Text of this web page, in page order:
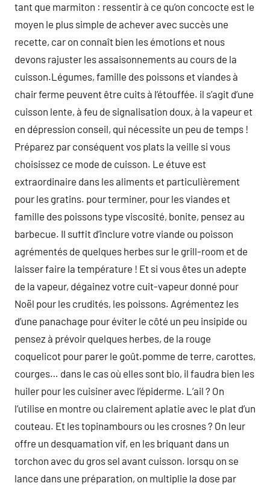
tant que marmiton : ressentir à ce qu’on concocte est le
moyen le plus simple de achever avec succès une
recette, car on connaît bien les émotions et nous
devons rajuster les assaisonnements au cours de la
cuisson.Légumes, famille des poissons et viandes à
chair ferme peuvent être cuits à l’étouffée. il s’agit d’une
cuisson lente, à feu de signalisation doux, à la vapeur et
en dépression conseil, qui nécessite un peu de temps !
Préparez par conséquent vos plats la veille si vous
choisissez ce mode de cuisson. Le étuve est
extraordinaire dans les aliments et particulièrement
pour les gratins. pour terminer, pour les viandes et
famille des poissons type viscosité, bonite, pensez au
barbecue. Il suffit d’inclure votre viande ou poisson
agrémentés de quelques herbes sur le grill-room et de
laisser faire la température ! Et si vous êtes un adepte
de la vapeur, dégainez votre cuit-vapeur donné pour
Noël pour les crudités, les poissons. Agrémentez les
d’une panachage pour éviter le côté un peu insipide ou
pensez à prévoir quelques herbes, de la rouge
coquelicot pour parer le goût.pomme de terre, carottes,
courges… dans le cas où elles sont bio, il faudra bien les
huiler pour les cuisiner avec l’épiderme. L’ail ? On
l’utilise en montre ou clairement aplatie avec le plat d’un
couteau. Et les topinambours ou les crosnes ? On leur
offre un desquamation vif, en les briquant dans un
torchon avec du gros sel avant cuisson. lorsqu on se
lance dans une préparation, on multiplie la dose par